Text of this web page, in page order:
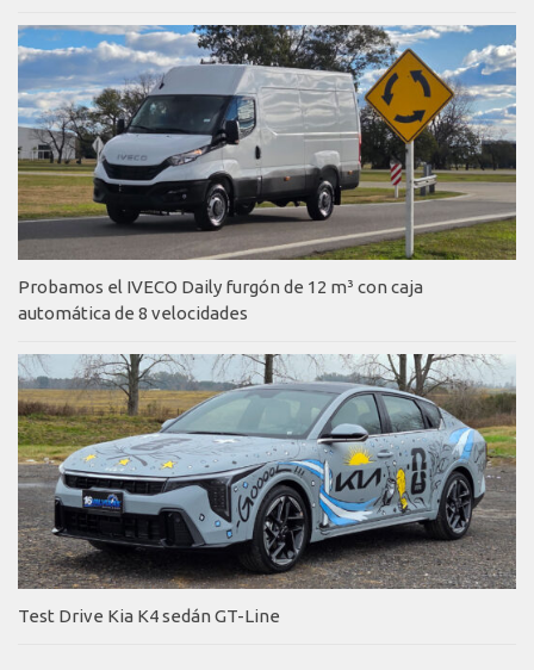
Probamos el IVECO Daily furgón de 12 m³ con caja
automática de 8 velocidades
Test Drive Kia K4 sedán GT-Line